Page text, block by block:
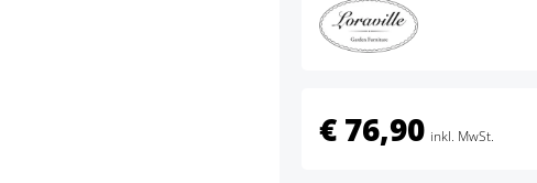
€ 76,90 inkl. MwSt.